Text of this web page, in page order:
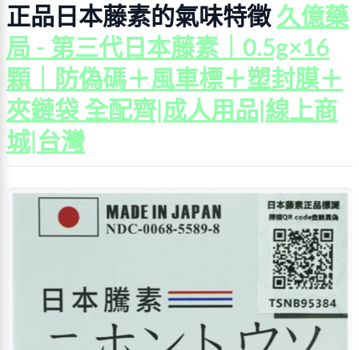
正品日本藤素的氣味特徵 久億藥
局 - 第三代日本藤素｜0.5g×16
顆｜防偽碼＋風車標＋塑封膜＋
夾鏈袋 全配齊|成人用品|線上商
城|台灣